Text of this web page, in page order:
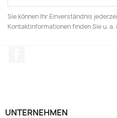
Sie können Ihr Einverständnis
Kontaktinformationen finden Sie u.
UNTERNEHMEN